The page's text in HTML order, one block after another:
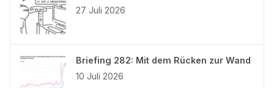
27 Juli 2026
Briefing 282: Mit dem Rücken zur Wand
10 Juli 2026